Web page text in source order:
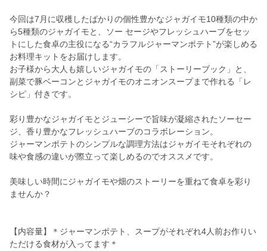
今回は7月に収穫したばかりの個性豊かなジャガイモ10種類の中か
ら5種類のジャガイモと、ソー セージやフレッシュハーブをセッ
トにした食卓の主役になる“カラフルジャーマンポテト”が楽しめる
お料理キットをお届けします。
お子様から大人も嬉しいジャガイモの「ストーリーブック」と、
副菜で豚ベーコンとジャガイモのオニオンスープまで作れる「レ
シピ」付きです。
彩り豊かなジャガイモとジューシーで旨味が凝縮されたソーセー
ジ、香り豊かなフレッシュハーブのコラボレーション。
ジャーマンポテトのシンプルな調理方法はジャガイモそれぞれの
味や食感の違いが際立って楽しめるのでオススメです。
美味しい時間にジャガイモや畑のストーリーを重ねて食卓を彩り
ませんか？
【内容量】＊ジャーマンポテト、スープがそれぞれ4人前お作りい
ただける食材が入ってます＊